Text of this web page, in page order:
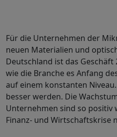
Für die Unternehmen der
neuen Materialien und
Deutschland ist das Geschäft
wie die Branche es Anfang
auf einem konstanten
besser werden. Die
Unternehmen sind so positiv
Finanz- und Wirtschaftskrise